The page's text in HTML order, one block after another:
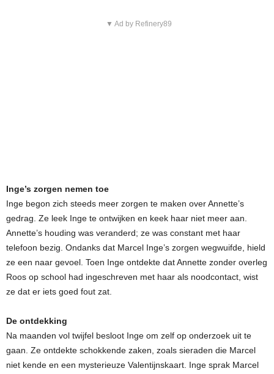
▼ Ad by Refinery89
Inge’s zorgen nemen toe
Inge begon zich steeds meer zorgen te maken over Annette’s
gedrag. Ze leek Inge te ontwijken en keek haar niet meer aan.
Annette’s houding was veranderd; ze was constant met haar
telefoon bezig. Ondanks dat Marcel Inge’s zorgen wegwuifde, hield
ze een naar gevoel. Toen Inge ontdekte dat Annette zonder overleg
Roos op school had ingeschreven met haar als noodcontact, wist
ze dat er iets goed fout zat.
De ontdekking
Na maanden vol twijfel besloot Inge om zelf op onderzoek uit te
gaan. Ze ontdekte schokkende zaken, zoals sieraden die Marcel
niet kende en een mysterieuze Valentijnskaart. Inge sprak Marcel